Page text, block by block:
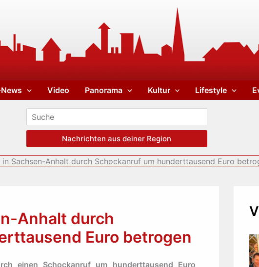
Video Panorama Kultur Lifestyle
Nachrichten aus deiner Region
Sachsen-Anhalt durch Schockanruf um hunderttausend Euro
Anhalt durch
Euro betrogen
einen Schockanruf um hunderttausend Euro